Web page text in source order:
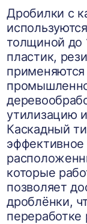
Дробилки с
толщиной до
пластик,
применяются
утилизацию
Каскадный
которые
позволяет
дроблёнки,
переработке